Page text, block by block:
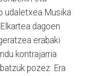
udaletxea Musika
dagoen
erabaki
kontrajarria
pozez. Era